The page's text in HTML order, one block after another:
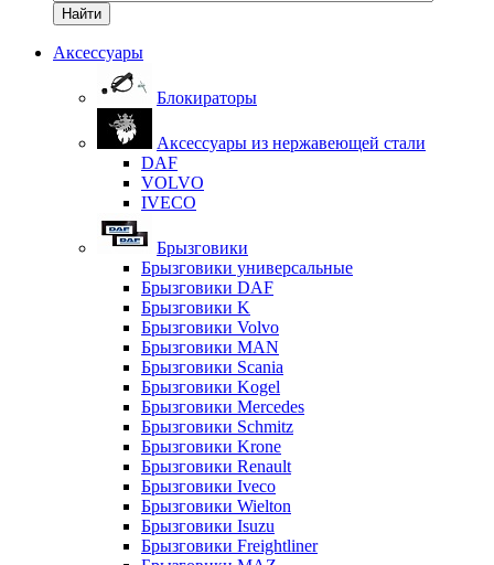
Найти
Аксессуары
Блокираторы
Аксессуары из нержавеющей стали
DAF
VOLVO
IVECO
Брызговики
Брызговики универсальные
Брызговики DAF
Брызговики K
Брызговики Volvo
Брызговики MAN
Брызговики Scania
Брызговики Kogel
Брызговики Mercedes
Брызговики Schmitz
Брызговики Krone
Брызговики Renault
Брызговики Iveco
Брызговики Wielton
Брызговики Isuzu
Брызговики Freightliner